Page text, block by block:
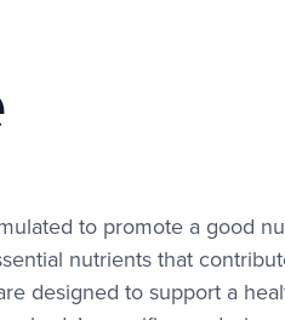
to promote a good
nutrients that
designed to support a